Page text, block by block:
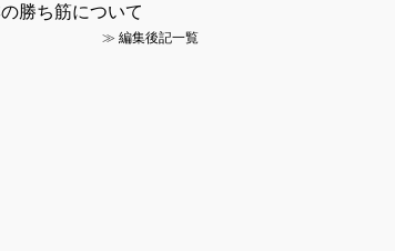
勝ち筋について
≫ 編集後記一覧